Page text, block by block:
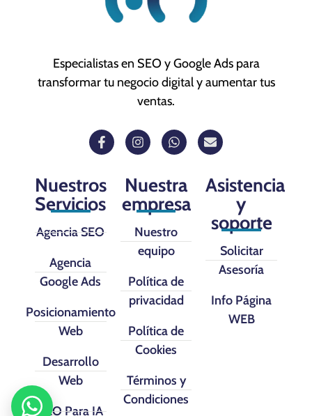
Especialistas en SEO y Google Ads para
transformar tu negocio digital y aumentar tus
ventas.
Nuestros
Servicios
Agencia SEO
Agencia
Google Ads
Posicionamiento
Web
Desarrollo
Web
SEO Para IA
Nuestra
empresa
Nuestro
equipo
Política de
privacidad
Política de
Cookies
Términos y
Condiciones
Asistencia
y
soporte
Solicitar
Asesoría
Info Página
WEB